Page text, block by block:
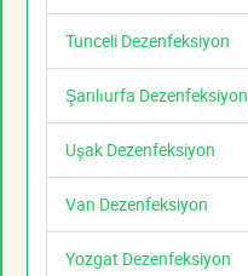
Tunceli Dezenfeksiyon
Şanlıurfa Dezenfeksiyon
Uşak Dezenfeksiyon
Van Dezenfeksiyon
Yozgat Dezenfeksiyon